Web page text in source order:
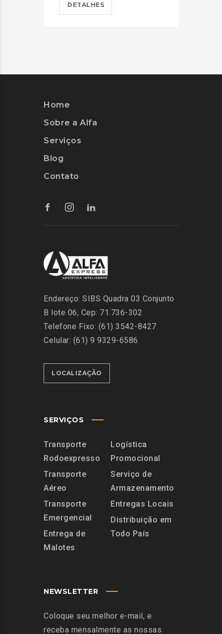
DETALHES
Home
Sobre a Alfa
Serviços
Blog
Contato
Endereço: SIBS Quadra 03 Conjunto
B lote 06, Cep: 71.736-302
Telefone Fixo: (61) 3542-8427
Celular: (61) 9 9329-6586
LOCALIZAÇÃO
SERVIÇOS
Transporte
Rodoexpresso
Transporte
Aéreo
Transporte
Emergencial
Entrega de
Malotes
Logística
Promocional
Serviço de
Armazenamento
Entregas Locais
Distribuição em
Todo País
NEWSLETTER
Coloque seu melhor e-mail, e
receba mensalmente as nossas